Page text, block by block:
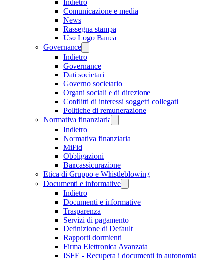
Indietro
Comunicazione e media
News
Rassegna stampa
Uso Logo Banca
Governance
Indietro
Governance
Dati societari
Governo societario
Organi sociali e di direzione
Conflitti di interessi soggetti collegati
Politiche di remunerazione
Normativa finanziaria
Indietro
Normativa finanziaria
MiFid
Obbligazioni
Bancassicurazione
Etica di Gruppo e Whistleblowing
Documenti e informative
Indietro
Documenti e informative
Trasparenza
Servizi di pagamento
Definizione di Default
Rapporti dormienti
Firma Elettronica Avanzata
ISEE - Recupera i documenti in autonomia